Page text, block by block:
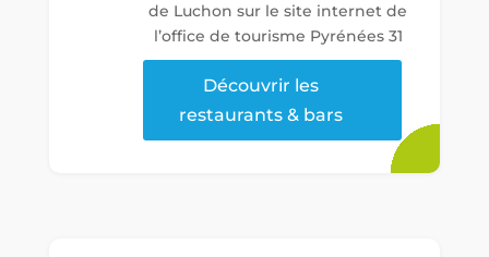
de Luchon sur le site internet de
l’office de tourisme Pyrénées 31
Découvrir les
restaurants & bars